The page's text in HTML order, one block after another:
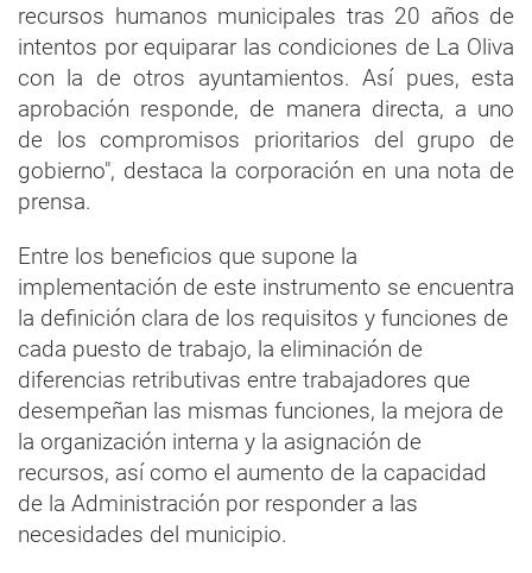
recursos humanos municipales tras 20 años de
intentos por equiparar las condiciones de La Oliva
con la de otros ayuntamientos. Así pues, esta
aprobación responde, de manera directa, a uno
de los compromisos prioritarios del grupo de
gobierno", destaca la corporación en una nota de
prensa.
Entre los beneficios que supone la
implementación de este instrumento se encuentra
la definición clara de los requisitos y funciones de
cada puesto de trabajo, la eliminación de
diferencias retributivas entre trabajadores que
desempeñan las mismas funciones, la mejora de
la organización interna y la asignación de
recursos, así como el aumento de la capacidad
de la Administración por responder a las
necesidades del municipio.